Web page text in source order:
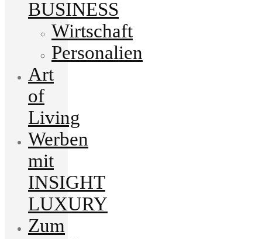
BUSINESS
Wirtschaft
Personalien
Art
of
Living
Werben
mit
INSIGHT
LUXURY
Zum